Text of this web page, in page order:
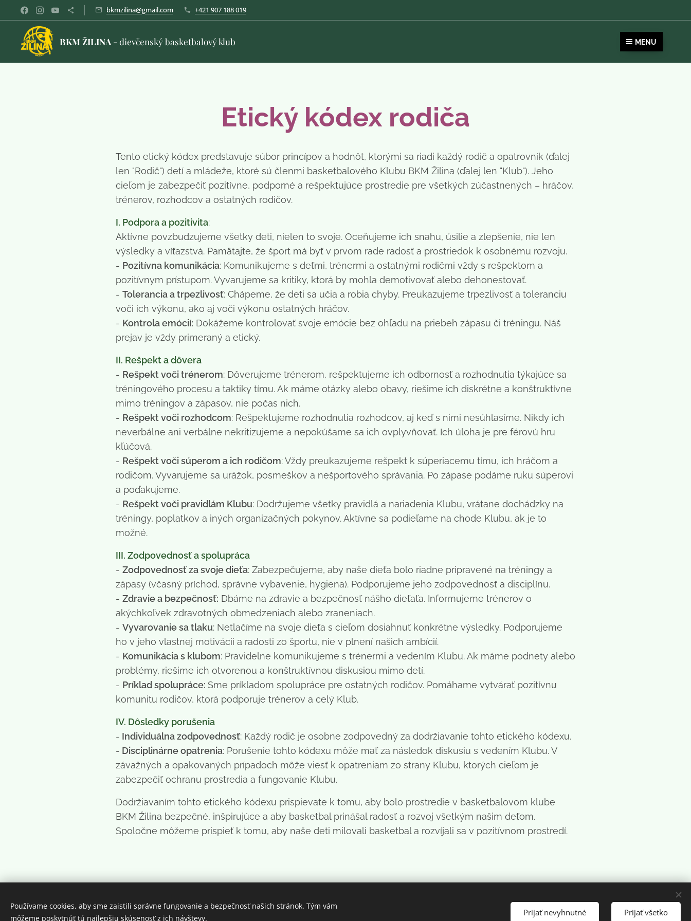
bkmzilina@gmail.com +421 907 188 019
BKM ŽILINA -dievčenský basketbalový klub MENU
Etický kódex rodiča
Tento etický kódex predstavuje súbor princípov a hodnôt, ktorými sa riadi každý rodič a opatrovník (ďalej
len "Rodič") detí a mládeže, ktoré sú členmi basketbalového Klubu BKM Žilina (ďalej len "Klub"). Jeho
cieľom je zabezpečiť pozitívne, podporné a rešpektujúce prostredie pre všetkých zúčastnených – hráčov,
trénerov, rozhodcov a ostatných rodičov.
I. Podpora a pozitivita:
Aktívne povzbudzujeme všetky deti, nielen to svoje. Oceňujeme ich snahu, úsilie a zlepšenie, nie len
výsledky a víťazstvá. Pamätajte, že šport má byť v prvom rade radosť a prostriedok k osobnému rozvoju.
- Pozitívna komunikácia: Komunikujeme s deťmi, trénermi a ostatnými rodičmi vždy s rešpektom a
pozitívnym prístupom. Vyvarujeme sa kritiky, ktorá by mohla demotivovať alebo dehonestovať.
- Tolerancia a trpezlivosť: Chápeme, že deti sa učia a robia chyby. Preukazujeme trpezlivosť a toleranciu
voči ich výkonu, ako aj voči výkonu ostatných hráčov.
- Kontrola emócií: Dokážeme kontrolovať svoje emócie bez ohľadu na priebeh zápasu či tréningu. Náš
prejav je vždy primeraný a etický.
II. Rešpekt a dôvera
- Rešpekt voči trénerom: Dôverujeme trénerom, rešpektujeme ich odbornosť a rozhodnutia týkajúce sa
tréningového procesu a taktiky tímu. Ak máme otázky alebo obavy, riešime ich diskrétne a konštruktívne
mimo tréningov a zápasov, nie počas nich.
- Rešpekt voči rozhodcom: Rešpektujeme rozhodnutia rozhodcov, aj keď s nimi nesúhlasíme. Nikdy ich
neverbálne ani verbálne nekritizujeme a nepokúšame sa ich ovplyvňovať. Ich úloha je pre férovú hru
kľúčová.
- Rešpekt voči súperom a ich rodičom: Vždy preukazujeme rešpekt k súperiacemu tímu, ich hráčom a
rodičom. Vyvarujeme sa urážok, posmeškov a nešportového správania. Po zápase podáme ruku súperovi
a poďakujeme.
- Rešpekt voči pravidlám Klubu: Dodržujeme všetky pravidlá a nariadenia Klubu, vrátane dochádzky na
tréningy, poplatkov a iných organizačných pokynov. Aktívne sa podieľame na chode Klubu, ak je to
možné.
III. Zodpovednosť a spolupráca
- Zodpovednosť za svoje dieťa: Zabezpečujeme, aby naše dieťa bolo riadne pripravené na tréningy a
zápasy (včasný príchod, správne vybavenie, hygiena). Podporujeme jeho zodpovednosť a disciplínu.
- Zdravie a bezpečnosť: Dbáme na zdravie a bezpečnosť nášho dieťaťa. Informujeme trénerov o
akýchkoľvek zdravotných obmedzeniach alebo zraneniach.
- Vyvarovanie sa tlaku: Netlačíme na svoje dieťa s cieľom dosiahnuť konkrétne výsledky. Podporujeme
ho v jeho vlastnej motivácii a radosti zo športu, nie v plnení našich ambícií.
- Komunikácia s klubom: Pravidelne komunikujeme s trénermi a vedením Klubu. Ak máme podnety alebo
problémy, riešime ich otvorenou a konštruktívnou diskusiou mimo detí.
- Príklad spolupráce: Sme príkladom spolupráce pre ostatných rodičov. Pomáhame vytvárať pozitívnu
komunitu rodičov, ktorá podporuje trénerov a celý Klub.
IV. Dôsledky porušenia
- Individuálna zodpovednosť: Každý rodič je osobne zodpovedný za dodržiavanie tohto etického kódexu.
- Disciplinárne opatrenia: Porušenie tohto kódexu môže mať za následok diskusiu s vedením Klubu. V
závažných a opakovaných prípadoch môže viesť k opatreniam zo strany Klubu, ktorých cieľom je
zabezpečiť ochranu prostredia a fungovanie Klubu.
Dodržiavaním tohto etického kódexu prispievate k tomu, aby bolo prostredie v basketbalovom klube
BKM Žilina bezpečné, inšpirujúce a aby basketbal prinášal radosť a rozvoj všetkým našim deťom.
Spoločne môžeme prispieť k tomu, aby naše deti milovali basketbal a rozvíjali sa v pozitívnom prostredí.
© 2025 FinGate s.r.o.. Všetky práva vyhradené..
Používame cookies, aby sme zaistili správne fungovanie a bezpečnosť našich stránok. Tým vám
môžeme poskytnúť tú najlepšiu skúsenosť z ich návštevy.
Prijať nevyhnutné Prijať všetko